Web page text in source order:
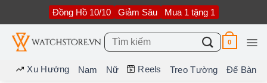
nội
dung
Đồng Hồ 10/10 Giảm Sâu Mua 1 tặng 1
Tìm
kiếm:
0
Xu Hướng Nam Nữ Reels Treo Tường Để Bàn